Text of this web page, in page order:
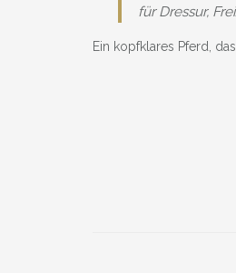
für Dressur,
Ein kopfklares Pferd,